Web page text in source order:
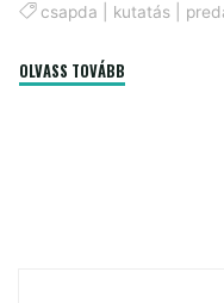
csapda
kutatás|
OLVASS TOVÁBB